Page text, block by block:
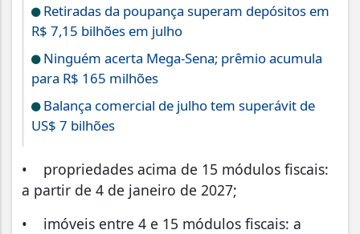
Retiradas da poupança superam depósitos em
R$ 7,15 bilhões em julho
Ninguém acerta Mega-Sena; prêmio acumula
para R$ 165 milhões
Balança comercial de julho tem superávit de
US$ 7 bilhões
• propriedades acima de 15 módulos fiscais:
a partir de 4 de janeiro de 2027;
• imóveis entre 4 e 15 módulos fiscais: a